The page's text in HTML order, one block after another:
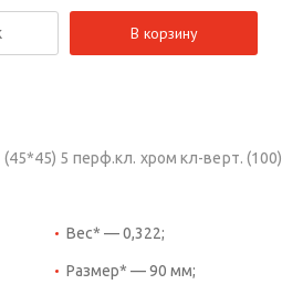
В корзину
5 перф.кл. хром кл-верт. (100)
Вес* — 0,322;
Размер* — 90 мм;